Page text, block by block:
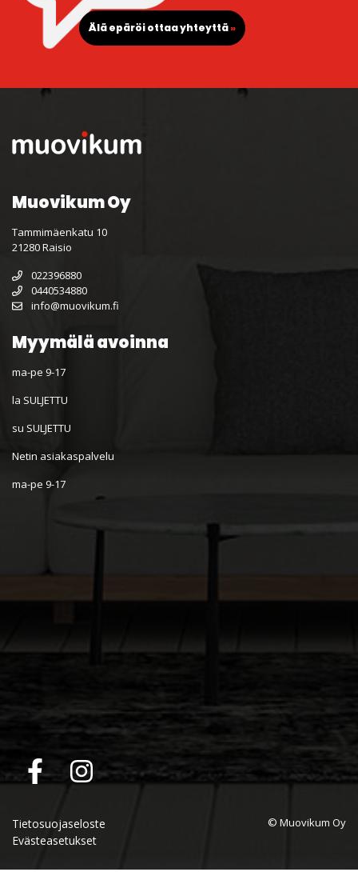
Älä epäröi ottaa yhteyttä»
Muovikum Oy
Tammimäenkatu 10
21280 Raisio
022396880
0440534880
info@muovikum.fi
Myymälä avoinna
ma-pe 9-17
la SULJETTU
su SULJETTU
Netin asiakaspalvelu
ma-pe 9-17
Tietosuojaseloste
Evästeasetukset
© Muovikum Oy